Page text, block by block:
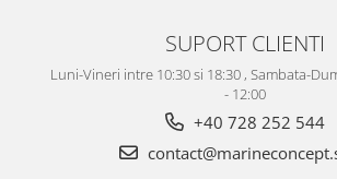
SUPORT CLIENTI
Luni-Vineri intre 10:30 si 18:30 , Sambata-
- 12:00
+40 728 252 544